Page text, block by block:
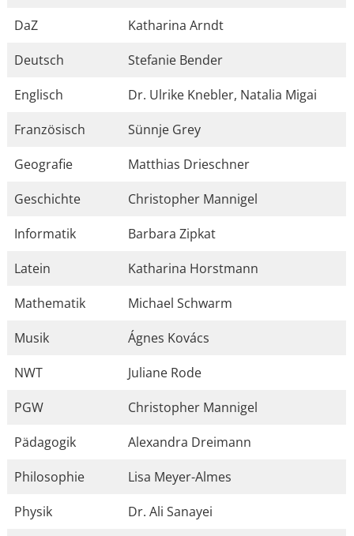
DaZ
Katharina Arndt
Deutsch
Stefanie Bender
Englisch
Dr. Ulrike Knebler, Natalia Migai
Französisch
Sünnje Grey
Geografie
Matthias Drieschner
Geschichte
Christopher Mannigel
Informatik
Barbara Zipkat
Latein
Katharina Horstmann
Mathematik
Michael Schwarm
Musik
Ágnes Kovács
NWT
Juliane Rode
PGW
Christopher Mannigel
Pädagogik
Alexandra Dreimann
Philosophie
Lisa Meyer-Almes
Physik
Dr. Ali Sanayei